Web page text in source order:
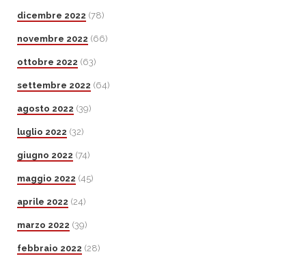
dicembre 2022 (78)
novembre 2022 (66)
ottobre 2022 (63)
settembre 2022 (64)
agosto 2022 (39)
luglio 2022 (32)
giugno 2022 (74)
maggio 2022 (45)
aprile 2022 (24)
marzo 2022 (39)
febbraio 2022 (28)